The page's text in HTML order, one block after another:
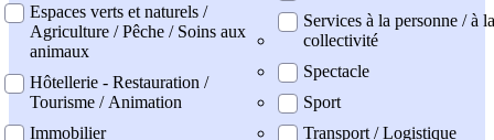
Espaces verts et naturels /
Agriculture / Pêche / Soins aux
animaux
Hôtellerie - Restauration /
Tourisme / Animation
Immobilier
Services à la personne / à la
collectivité
Spectacle
Sport
Transport / Logistique